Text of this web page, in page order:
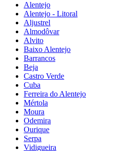
Alentejo
Alentejo - Litoral
Aljustrel
Almodôvar
Alvito
Baixo Alentejo
Barrancos
Beja
Castro Verde
Cuba
Ferreira do Alentejo
Mértola
Moura
Odemira
Ourique
Serpa
Vidigueira